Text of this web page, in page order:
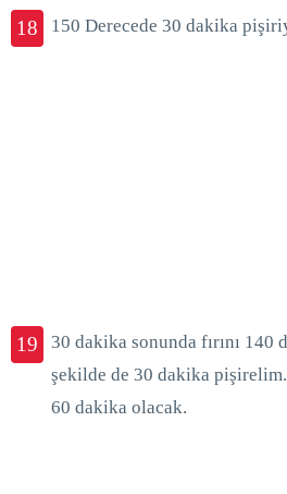
18 150 Derecede 30 dakika
19
30 dakika sonunda fırını 140
şekilde de 30 dakika
60 dakika olacak.